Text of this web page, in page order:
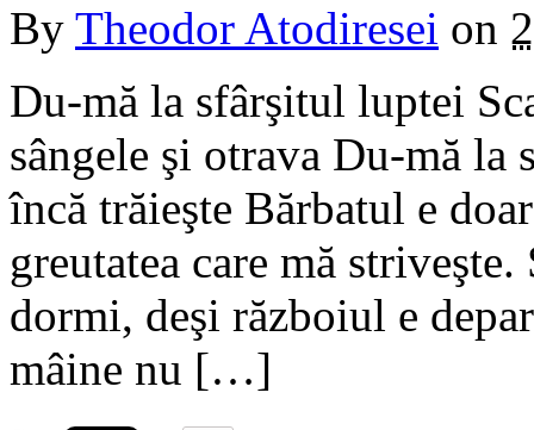
By Theodor Atodiresei on
Du-mă la sfârşitul luptei
sângele şi otrava Du-mă
încă trăieşte Bărbatul e
greutatea care mă
dormi, deşi războiul e
mâine nu […]